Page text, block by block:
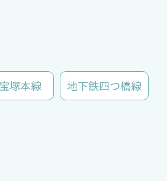
塚本線 地下鉄四つ橋線